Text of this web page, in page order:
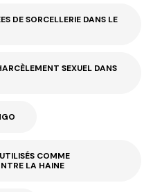
DE SORCELLERIE DANS LE
SEXUEL DANS
COMME
LA HAINE